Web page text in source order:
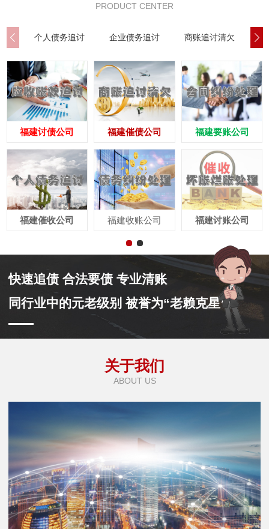
PRODUCT CENTER
个人债务追讨 企业债务追讨 商账追讨清欠
福建讨债公司
福建催收公司
福建催债公司
福建收账公司
福建要账公司
福建讨账公司
快速追债 合法要债 专业清账
同行业中的元老级别 被誉为“老赖克星”
关于我们
ABOUT US